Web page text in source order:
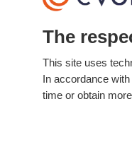
The
This site uses
In accordance
time or obtain